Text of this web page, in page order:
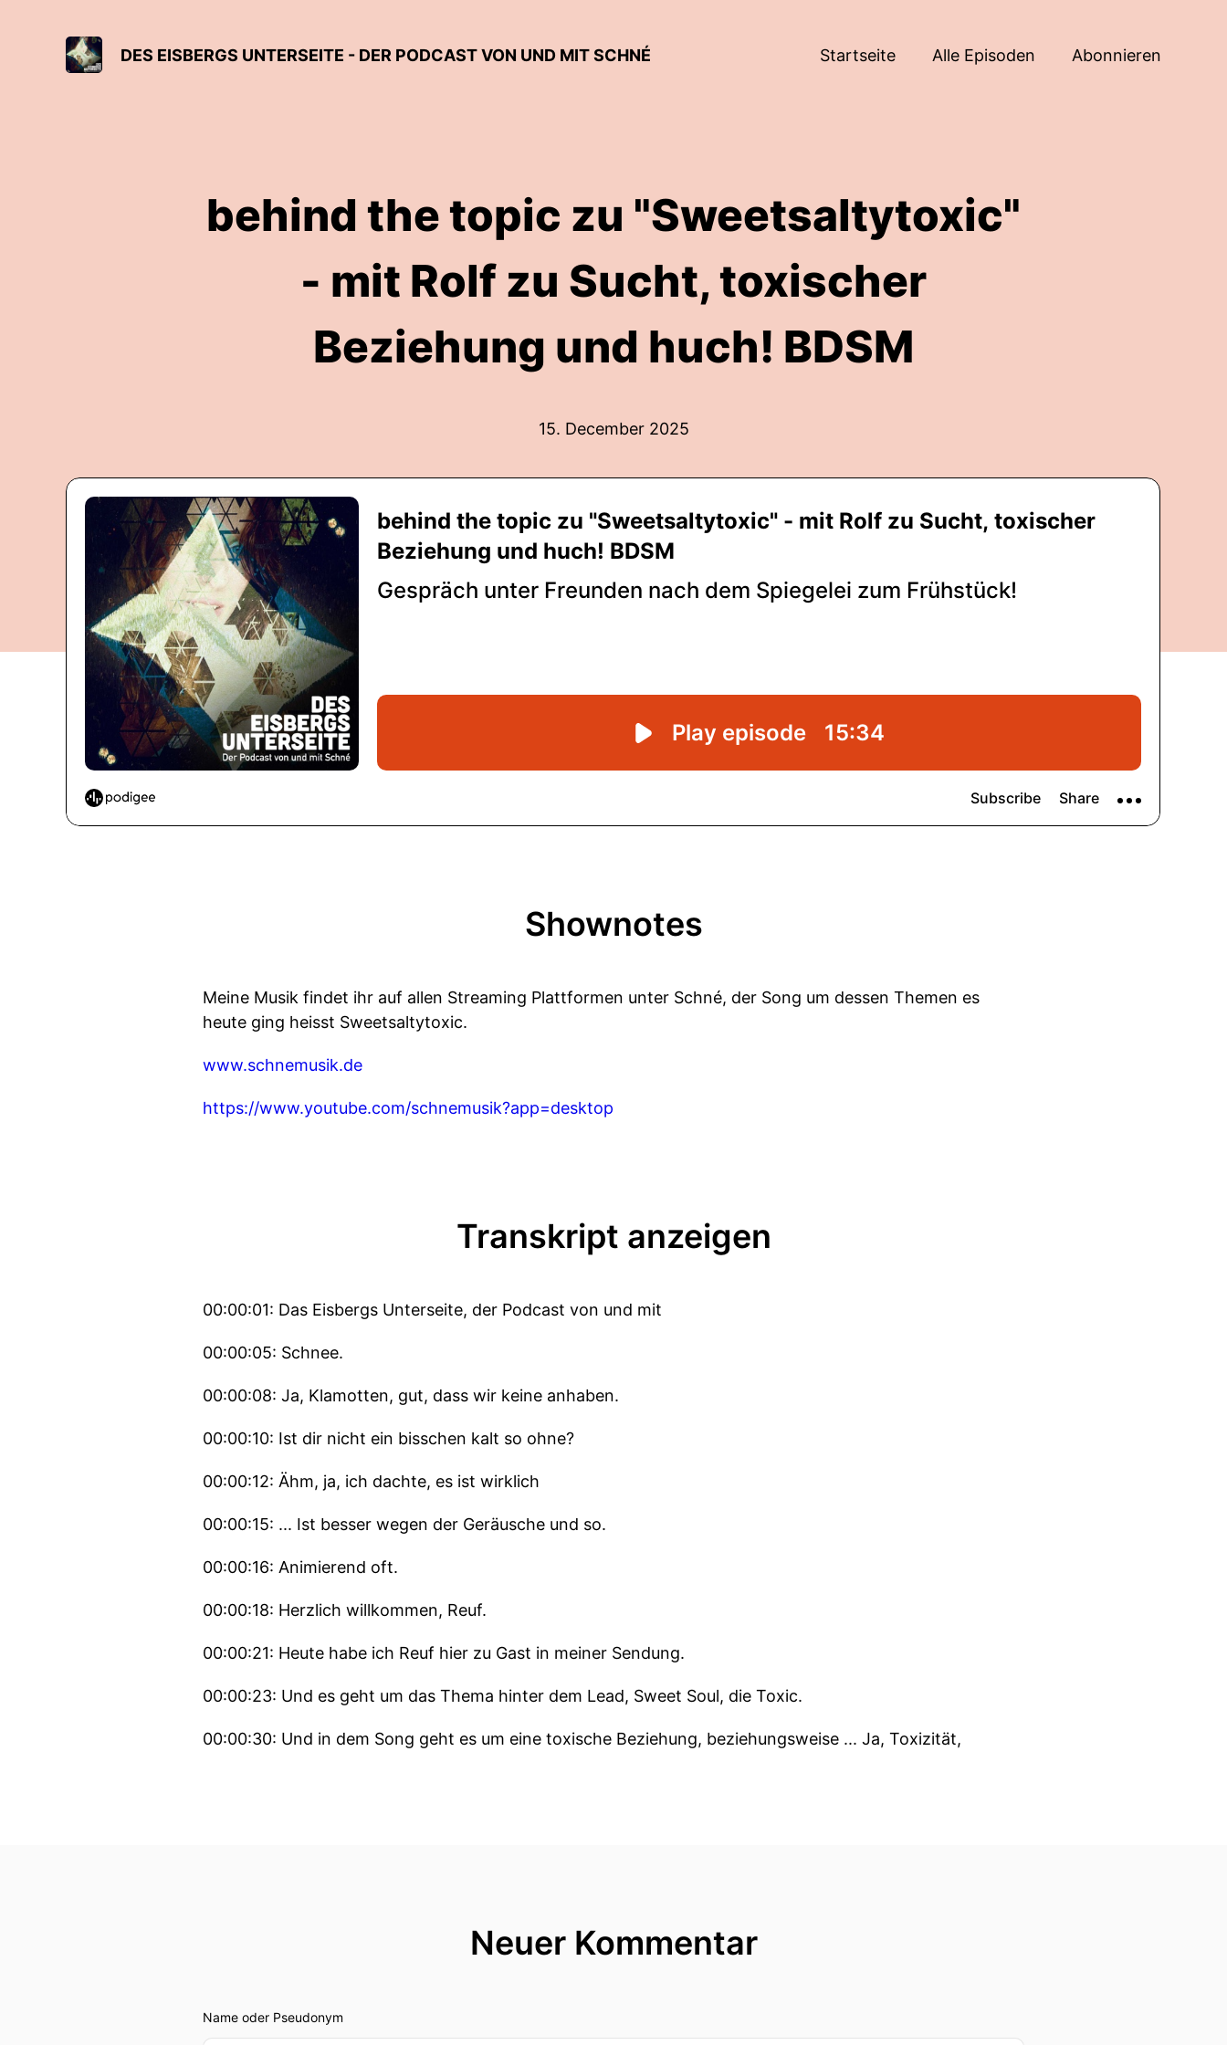
DES EISBERGS UNTERSEITE - DER PODCAST VON UND MIT SCHNÉ Startseite Alle Episoden Abonnieren
behind the topic zu "Sweetsaltytoxic"
- mit Rolf zu Sucht, toxischer
Beziehung und huch! BDSM
15. December 2025
Shownotes
Meine Musik findet ihr auf allen Streaming Plattformen unter Schné, der Song um dessen Themen es
heute ging heisst Sweetsaltytoxic.
www.schnemusik.de
https://www.youtube.com/schnemusik?app=desktop
Transkript anzeigen
00:00:01: Das Eisbergs Unterseite, der Podcast von und mit
00:00:05: Schnee.
00:00:08: Ja, Klamotten, gut, dass wir keine anhaben.
00:00:10: Ist dir nicht ein bisschen kalt so ohne?
00:00:12: Ähm, ja, ich dachte, es ist wirklich
00:00:15: ... Ist besser wegen der Geräusche und so.
00:00:16: Animierend oft.
00:00:18: Herzlich willkommen, Reuf.
00:00:21: Heute habe ich Reuf hier zu Gast in meiner Sendung.
00:00:23: Und es geht um das Thema hinter dem Lead, Sweet Soul, die Toxic.
00:00:30: Und in dem Song geht es um eine toxische Beziehung, beziehungsweise ... Ja, Toxizität,
00:00:43: Ich lese das ja öfter, dieses Wort toxische Beziehung.
00:00:50: Klar, ich hab mir das mal auch angeguckt.
Neuer Kommentar
Name oder Pseudonym